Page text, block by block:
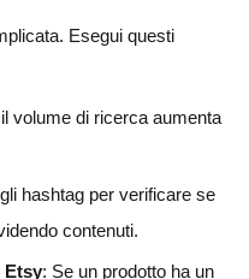
Esegui questi
volume di ricerca aumenta
hashtag per verificare se
contenuti.
Etsy: Se un prodotto ha un